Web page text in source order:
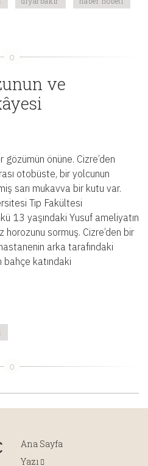
ve
önüne. Cizre’den
otobüste, bir yolcunun
sarı mukavva bir kutu var.
Tıp Fakültesi
13 yaşındaki Yusuf ameliyatın
horozunu sormuş. Cizre’den bir
arka tarafındaki
bahçe katındaki
Ana Sayfa
Yazı